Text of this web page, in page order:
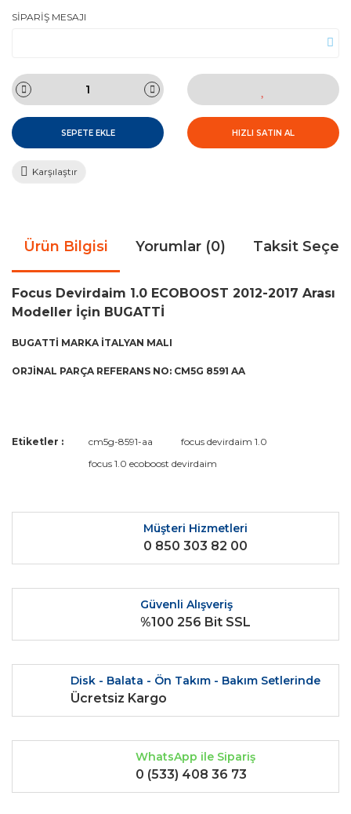
SİPARİŞ MESAJI
SEPETE EKLE HIZLI SATIN AL
Karşılaştır
Ürün Bilgisi Yorumlar (0) Taksit
Focus Devirdaim 1.0 ECOBOOST 2012-2017 Arası
Modeller İçin BUGATTİ
BUGATTİ MARKA İTALYAN MALI
ORJİNAL PARÇA REFERANS NO: CM5G 8591 AA
Bu ürüne ilk yorumu siz yapın!
Yorum Yaz
Bu ürünün fiyat bilgisi, resim, ürün açıklamalarında ve diğer
kullanarak tarafımıza iletebilirsiniz.
Ürün resmi kalitesiz, bozuk veya görüntülenemiyor.
Ürün açıklamasında eksik bilgiler bulunuyor.
Ürün bilgilerinde hatalar bulunuyor.
Ürün fiyatı diğer sitelerden daha pahalı.
Bu ürüne benzer farklı alternatifler olmalı.
Gönder
Etiketler : cm5g-8591-aa
focus devirdaim 1.0
focus 1.0 ecoboost devirdaim
Müşteri Hizmetleri
0 850 303 82 00
Güvenli Alışveriş
%100 256 Bit SSL
Disk - Balata - Ön Takım - Bakım Setlerinde
Ücretsiz Kargo
WhatsApp ile Sipariş
0 (533) 408 36 73